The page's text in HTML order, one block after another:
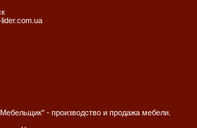
- производство и продажа мебели.